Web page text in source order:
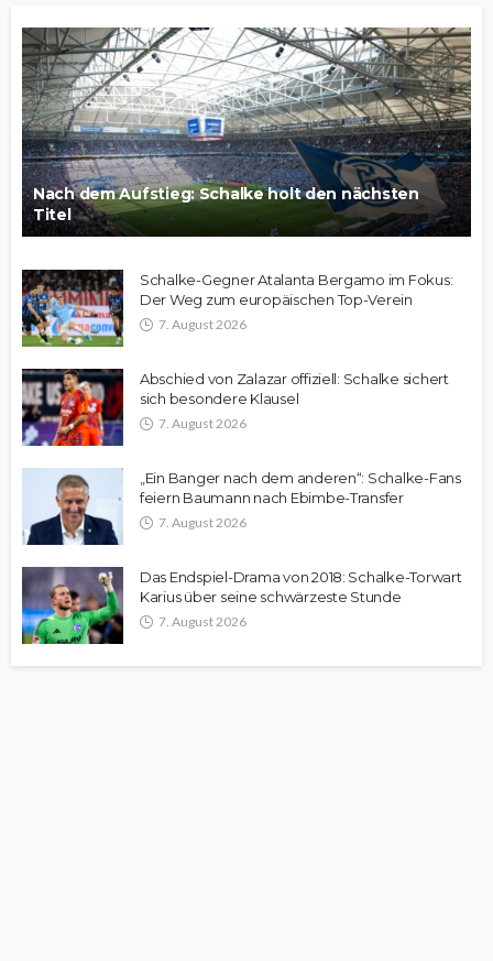
Nach dem Aufstieg: Schalke holt den nächsten
Titel
Schalke-Gegner Atalanta Bergamo im Fokus:
Der Weg zum europäischen Top-Verein
7. August 2026
Abschied von Zalazar offiziell: Schalke sichert
sich besondere Klausel
7. August 2026
„Ein Banger nach dem anderen“: Schalke-Fans
feiern Baumann nach Ebimbe-Transfer
7. August 2026
Das Endspiel-Drama von 2018: Schalke-Torwart
Karius über seine schwärzeste Stunde
7. August 2026